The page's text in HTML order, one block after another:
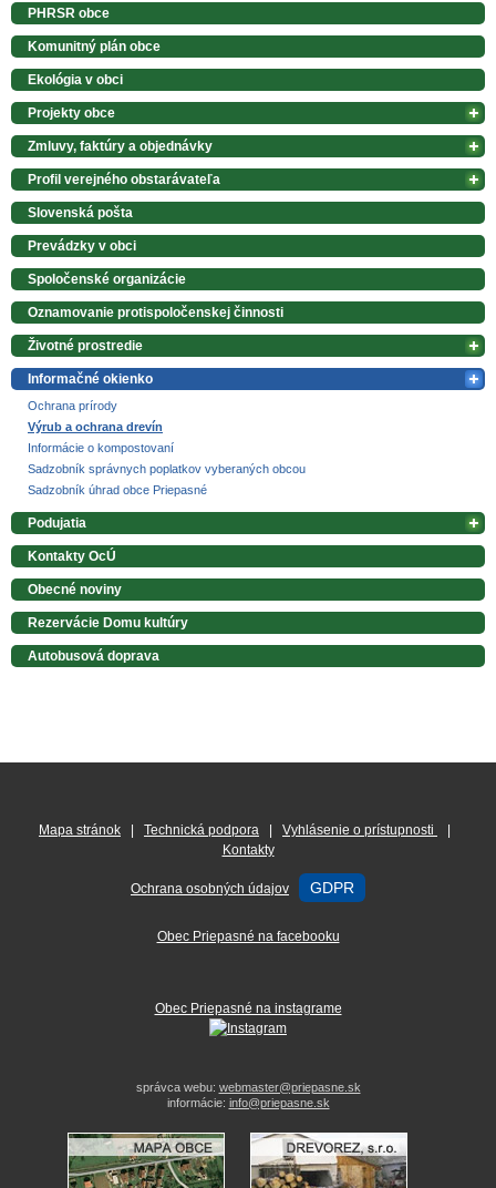
PHRSR obce
Komunitný plán obce
Ekológia v obci
Projekty obce
Zmluvy, faktúry a objednávky
Profil verejného obstarávateľa
Slovenská pošta
Prevádzky v obci
Spoločenské organizácie
Oznamovanie protispoločenskej činnosti
Životné prostredie
Informačné okienko
Ochrana prírody
Výrub a ochrana drevín
Informácie o kompostovaní
Sadzobník správnych poplatkov vyberaných obcou
Sadzobník úhrad obce Priepasné
Podujatia
Kontakty OcÚ
Obecné noviny
Rezervácie Domu kultúry
Autobusová doprava
Mapa stránok Technická podpora Vyhlásenie o prístupnosti
Kontakty
Ochrana osobných údajov GDPR
Obec Priepasné na facebooku
Obec Priepasné na instagrame
správca webu: webmaster@priepasne.sk
informácie: info@priepasne.sk